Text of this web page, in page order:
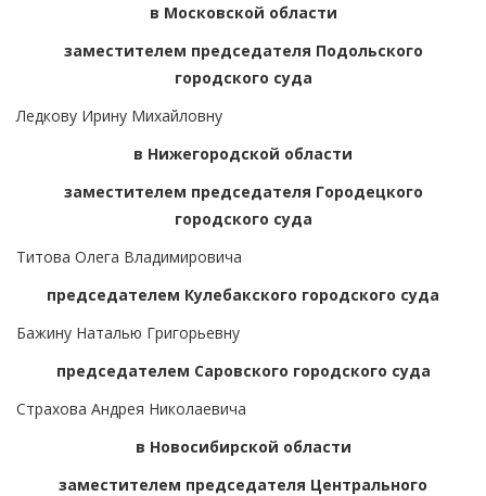
в Московской области
заместителем председателя Подольского
городского суда
Ледкову Ирину Михайловну
в Нижегородской области
заместителем председателя Городецкого
городского суда
Титова Олега Владимировича
председателем Кулебакского городского суда
Бажину Наталью Григорьевну
председателем Саровского городского суда
Страхова Андрея Николаевича
в Новосибирской области
заместителем председателя Центрального